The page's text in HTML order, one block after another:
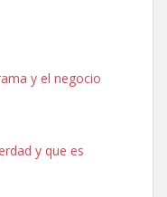
y el negocio
y que es